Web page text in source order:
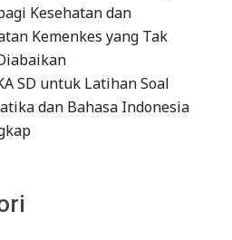
Kesehatan dan
Kemenkes yang Tak
SD untuk Latihan Soal
dan Bahasa Indonesia